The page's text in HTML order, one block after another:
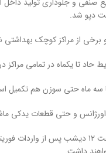
تا یکماه در تمامی مراکز
سه ماه حتی سوزن هم تکمیل
آلات تاکنون به ۴ ماه پشتیبانی در
قدری در کالای چشمی دچار مشکل